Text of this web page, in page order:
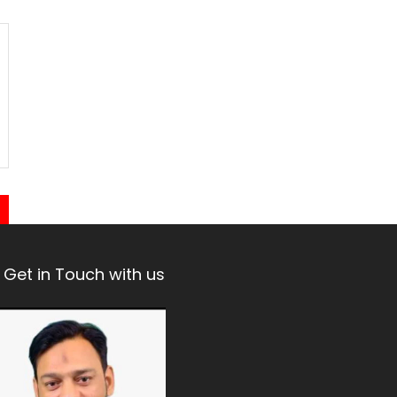
Get in Touch with us